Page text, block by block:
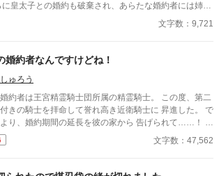
に皇太子との婚約も破棄され、あらたな婚約者には姉が
はずなのに。 三年後、エリシアを迎えに現れたの
ぬ皇太子その人だった。
文字数：9,721
婚約者なんですけどね！
ゅろう
約者は王宮精霊騎士団所属の精霊騎士。 この度、第二
きの騎士を拝命して誉れ高き近衛騎士に 昇進した。 で
り、婚約期間の延長を彼の家から 告げられて……！ ど
ら彼の側でとわたしは内緒で精霊魔術師団に 入団し
わたしが日々目にするのは彼を含めたイケメン騎士た
！ いつもながらの完全ご都合主義、 ノー
文字数：47,562